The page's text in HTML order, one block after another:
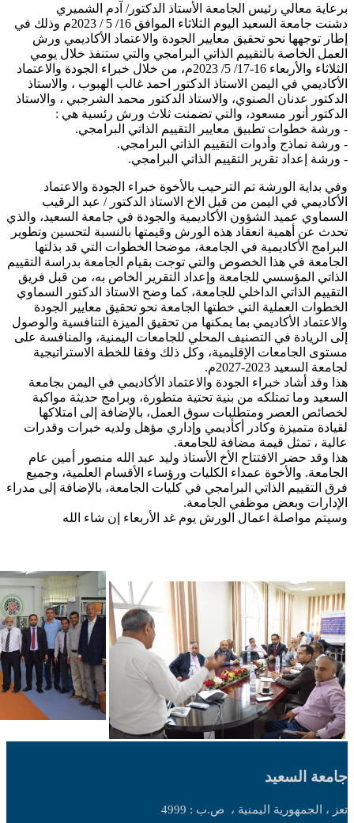
برعاية معالي رئيس الجامعة الأستاذ الدكتور/ آدم الشميري
دشنت جامعة السعيد اليوم الثلاثاء الموافق 16/ 5 / 2023م وذلك في
إطار توجهها نحو تحقيق معايير الجودة والاعتماد الأكاديمي ورش
العمل الخاصة بالتقييم الذاتي البرامجي والتي ستنفذ خلال يومي
الثلاثاء والأربعاء 16-17/ 5/ 2023م، من خلال خبراء الجودة والاعتماد
الأكاديمي في اليمن الاستاذ الدكتور احمد غالب الهبوب ، والاستاذ
الدكتور عدنان الصنوي، والاستاذ الدكتور محمد الشرجبي ، والاستاذ
الدكتور أنور مسعود، والتي تضمنت ثلاث ورش رئسية هي :
- ورشة خطوات تطبيق معايير التقييم الذاتي البرامجي.
- ورشة نماذج وأدوات التقييم الذاتي البرامجي.
- ورشة إعداد تقرير التقييم الذاتي البرامجي.
وفي بداية الورشة تم الترحيب بالأخوة خبراء الجودة والاعتماد
الأكاديمي في اليمن من قبل الاخ الاستاذ الدكتور / عبد الرقيب
السماوي عميد الشؤون الأكاديمية والجودة في جامعة السعيد، والذي
تحدث عن أهمية انعقاد هذه الورش وقيمتها بالنسبة لتحسين وتطوير
البرامج الأكاديمية في الجامعة، موضحا الخطوات التي قد بذلتها
الجامعة في هذا الخصوص والتي توجت بقيام الجامعة بدراسة التقييم
الذاتي المؤسسي للجامعة وإعداد التقرير الخاص به، من قبل فريق
التقييم الذاتي الداخلي للجامعة، كما وضح الاستاذ الدكتور السماوي
الخطوات العملية التي خطتها الجامعة نحو تحقيق معايير الجودة
والاعتماد الأكاديمي بما يمكنها من تحقيق الميزة التنافسية والوصول
إلى الريادة في التصنيف المحلي للجامعات اليمنية، والمنافسة على
مستوى الجامعات الإقليمية، وكل ذلك وفقا للخطة الاستراتيجية
لجامعة السعيد 2023-2027م.
هذا وقد أشاد خبراء الجودة والاعتماد الأكاديمي في اليمن بجامعة
السعيد وما تمتلكه من بنية تحتية متطورة، وبرامج حديثة مواكبة
لخصائص العصر ومتطلبات سوق العمل، بالإضافة إلى امتلاكها
لقيادة متميزة وكادر أكأديمي وإداري مؤهل ولديه خبرات وقدرات
عالية ، تمثل قيمة مضافة للجامعة.
هذا وقد حضر الافتتاح الأخ الأستاذ وليد عبد الله منصور أمين عام
الجامعة. والأخوة عمداء الكليات ورؤساء الأقسام العلمية، وجميع
فرق التقييم الذاتي البرامجي في كليات الجامعة، بالإضافة إلى مدراء
الإدارات وبعض موظفي الجامعة.
وسيتم مواصلة اعمال الورش يوم غد الأربعاء إن شاء الله
جامعة السعيد
تعز ، الجمهورية اليمنية ، ص.ب : 4999